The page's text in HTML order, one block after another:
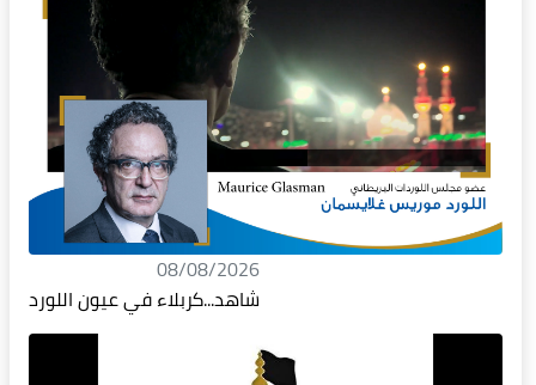
08/08/2026
شاهد...كربلاء في عيون اللورد